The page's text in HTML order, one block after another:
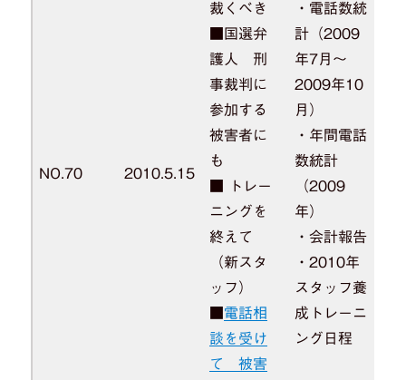
NO.70 2010.5.15
裁くべき
■国選弁
護人 刑
事裁判に
参加する
被害者に
も
■ トレー
ニングを
終えて
（新スタ
ッフ）
電話相
談を受け
て 被害
・電話数統
計（2009
年7月～
2009年10
月）
・年間電話
数統計
（2009
年）
・会計報告
・2010年
スタッフ養
成トレーニ
ング日程